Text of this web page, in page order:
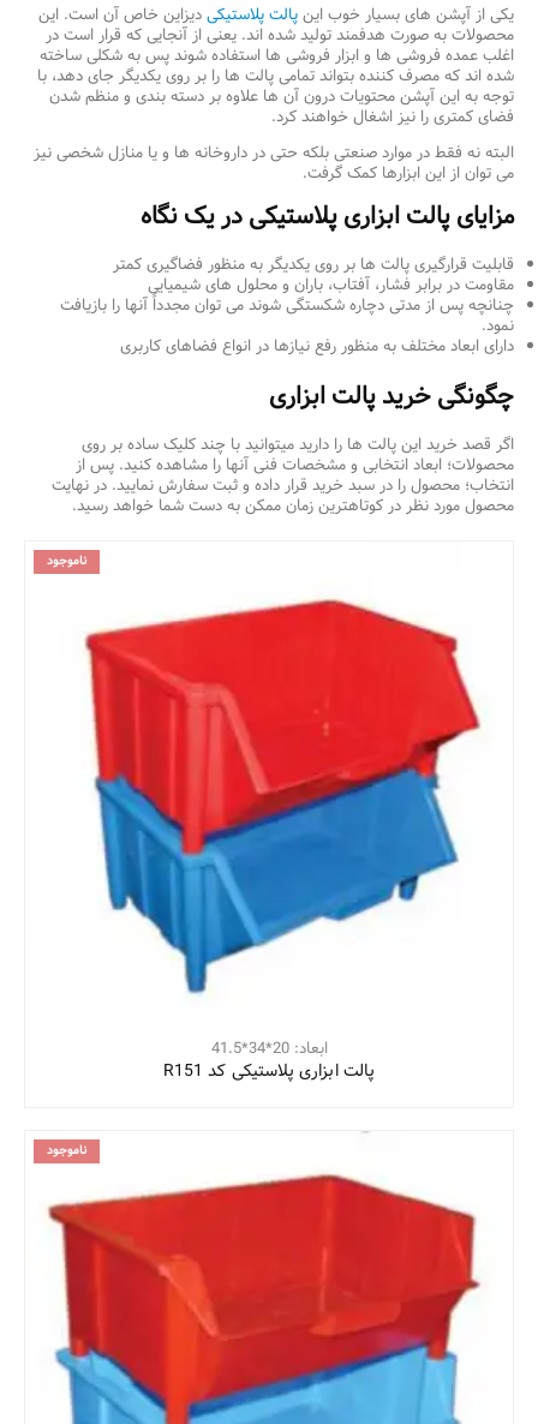
یکی از آپشن های بسیار خوب اینپالت پلاستیکیدیزاین خاص آن است. این
محصولات به صورت هدفمند تولید شده ‌اند. یعنی از آنجایی که قرار است در
اغلب عمده فروشی ها و ابزار فروشی ها استفاده شوند پس به شکلی ساخته
شده اند که مصرف کننده بتواند تمامی پالت ها را بر روی یکدیگر جای دهد، با
توجه به این آپشن محتویات درون آن ها علاوه بر دسته بندی و منظم شدن
فضای کمتری را نیز اشغال خواهند کرد.
البته نه فقط در موارد صنعتی بلکه حتی در داروخانه ‌ها و یا منازل شخصی نیز
می توان از این ابزارها کمک گرفت.
مزایای پالت ابزاری پلاستیکی در یک نگاه
قابلیت قرارگیری پالت ها بر روی یکدیگر به منظور فضاگیری کمتر
مقاومت در برابر فشار، آفتاب، باران و محلول های شیمیایی
چنانچه پس از مدتی دچاره شکستگی شوند می توان مجدداً آنها را بازیافت
نمود.
دارای ابعاد مختلف به منظور رفع نیازها در انواع فضاهای کاربری
چگونگی خرید پالت ابزاری
اگر قصد خرید این پالت ها را دارید میتوانید با چند کلیک ساده بر روی
محصولات؛ ابعاد انتخابی و مشخصات فنی آنها را مشاهده کنید. پس از
انتخاب؛ محصول را در سبد خرید قرار داده و ثبت سفارش نمایید. در نهایت
محصول مورد نظر در کوتاهترین زمان ممکن به دست شما خواهد رسید.
ناموجود
ابعاد: 20*34*41.5
پالت ابزاری پلاستیکی کد R151
ناموجود